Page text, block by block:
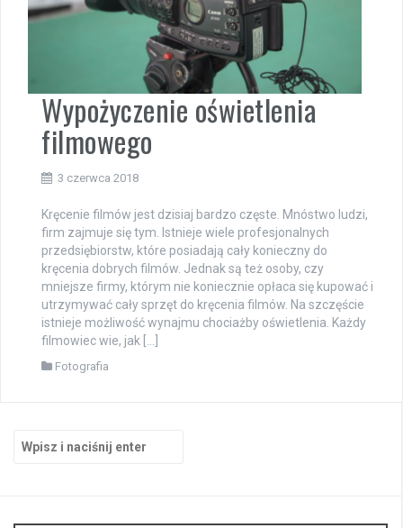
Wypożyczenie oświetlenia
filmowego
3 czerwca 2018
Kręcenie filmów jest dzisiaj bardzo częste. Mnóstwo ludzi,
firm zajmuje się tym. Istnieje wiele profesjonalnych
przedsiębiorstw, które posiadają cały konieczny do
kręcenia dobrych filmów. Jednak są też osoby, czy
mniejsze firmy, którym nie koniecznie opłaca się kupować i
utrzymywać cały sprzęt do kręcenia filmów. Na szczęście
istnieje możliwość wynajmu chociażby oświetlenia. Każdy
filmowiec wie, jak […]
Fotografia